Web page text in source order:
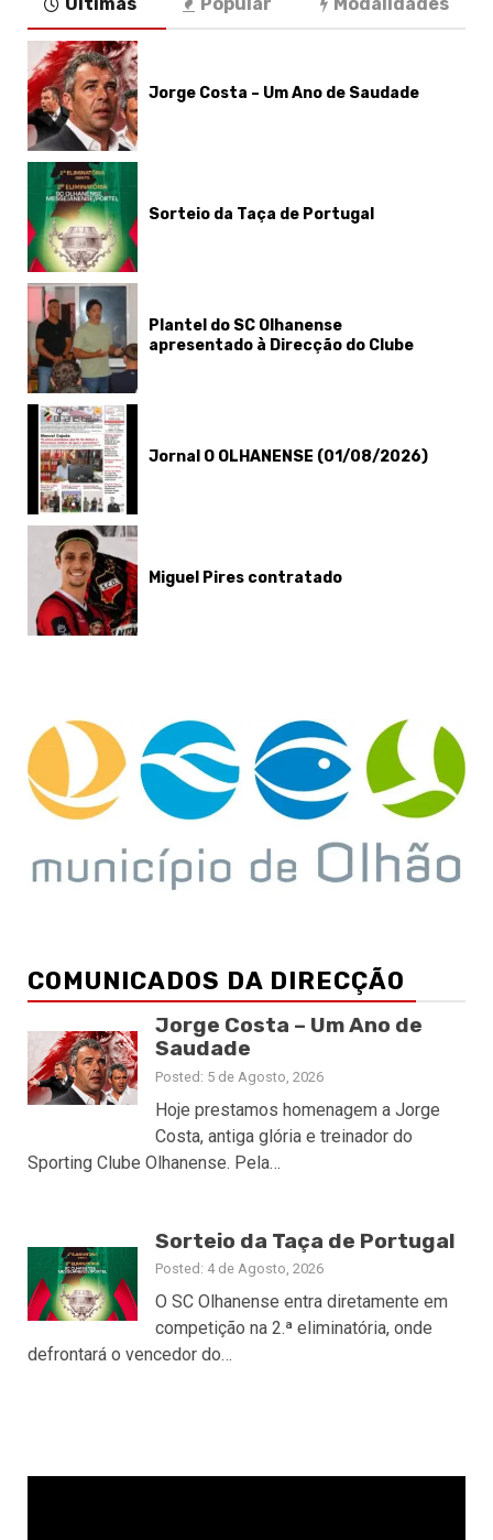
Últimas Popular Modalidades
Jorge Costa – Um Ano de Saudade
Sorteio da Taça de Portugal
Plantel do SC Olhanense
apresentado à Direcção do Clube
Jornal O OLHANENSE (01/08/2026)
Miguel Pires contratado
COMUNICADOS DA DIRECÇÃO
Jorge Costa – Um Ano de
Saudade
Posted: 5 de Agosto, 2026
Hoje prestamos homenagem a Jorge
Costa, antiga glória e treinador do
Sporting Clube Olhanense. Pela…
Sorteio da Taça de Portugal
Posted: 4 de Agosto, 2026
O SC Olhanense entra diretamente em
competição na 2.ª eliminatória, onde
defrontará o vencedor do…